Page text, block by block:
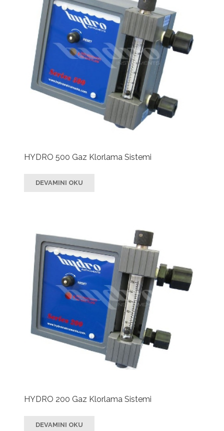
HYDRO 500 Gaz Klorlama Sistemi
DEVAMINI OKU
HYDRO 200 Gaz Klorlama Sistemi
DEVAMINI OKU